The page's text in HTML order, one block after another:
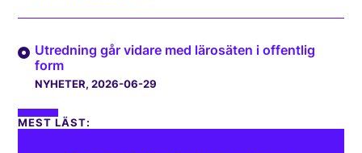
Utredning går vidare med lärosäten i offentlig
form
NYHETER, 2026-06-29
MEST LÄST: